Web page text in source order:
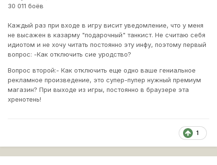
30 011 боёв
Каждый раз при входе в игру висит уведомление, что у меня
не высажен в казарму "подарочный" танкист. Не считаю себя
идиотом и не хочу читать постоянно эту инфу, поэтому первый
вопрос: -Как отключить сие уродство?
Вопрос второй:- Как отключить еще одно ваше гениальное
рекламное произведение, это супер-пупер нужный премиум
магазин? При выходе из игры, постоянно в браузере эта
хренотень!
1